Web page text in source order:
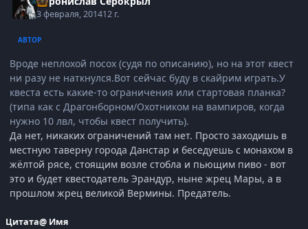
3 февраля, 201412 г.
АВТОР
Вроде неплохой посох (судя по описанию), но на этот квест
ни разу не наткнулся.Вот сейчас буду в скайрим играть.У
квеста есть какие-то ограничения или стартовая планка?
(типа как с Драгонборном/Охотником на вампиров, когда
нужно 10 лвл, чтобы квест получить).
Да нет, никаких ограничений там нет. Просто заходишь в
местную таверну города Данстар и беседуешь с монахом в
жёлтой рясе, стоящим возле стобла и пьющим пиво - вот
это и будет квестодатель Эрандур, ныне жрец Мары, а в
прошлом жрец великой Вермины. Предатель.
Цитата@ Имя